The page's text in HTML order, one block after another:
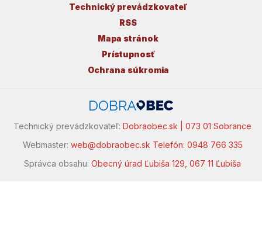
Technický prevádzkovateľ
RSS
Mapa stránok
Prístupnosť
Ochrana súkromia
Technický prevádzkovateľ: Dobraobec.sk | 073 01 Sobrance
Webmaster: web@dobraobec.sk Telefón: 0948 766 335
Správca obsahu: Obecný úrad Ľubiša 129, 067 11 Ľubiša